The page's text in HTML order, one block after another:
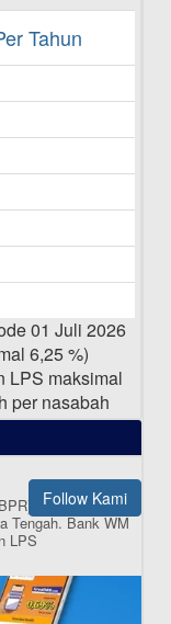
TAMASHA
TAMASHA
Perusahaan
Tahun
01 Juli 2026
6,25 %)
LPS maksimal
per nasabah
Follow Kami
merupakan
Tengah.Bank WM
LPS